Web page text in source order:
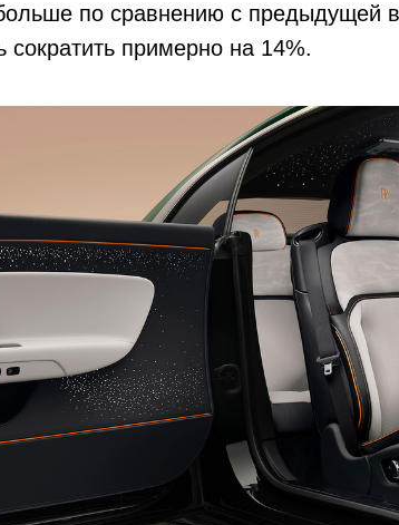
по сравнению с предыдущей
сократить примерно на 14%.